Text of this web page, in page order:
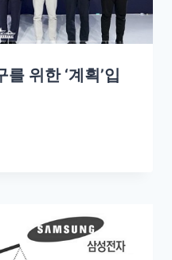
위한 ‘계획’입